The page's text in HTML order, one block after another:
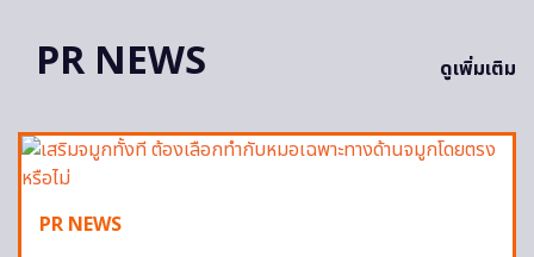
PR NEWS ดูเพิ่มเติม
PR NEWS